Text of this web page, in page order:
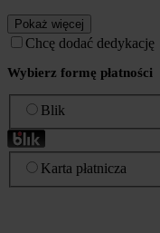
Pokaż więcej
Chcę dodać dedykację
Wybierz formę płatności
Blik
Karta płatnicza